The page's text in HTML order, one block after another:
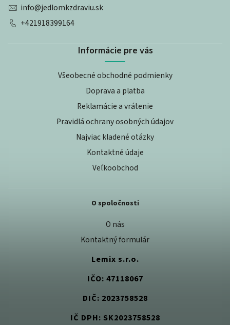
info@jedlomkzdraviu.sk
+421918399164
Informácie pre vás
Všeobecné obchodné podmienky
Doprava a platba
Reklamácie a vrátenie
Pravidlá ochrany osobných údajov
Najviac kladené otázky
Kontaktné údaje
Veľkoobchod
O spoločnosti
O nás
Kontaktný formulár
Lemix s.r.o.
IČO: 47118067
DIČ: 2023758528
IČ DPH: SK2023758528